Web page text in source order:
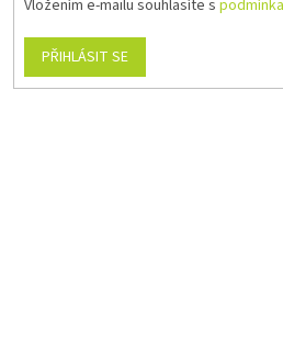
Vložením e-mailu souhlasíte s
PŘIHLÁSIT SE